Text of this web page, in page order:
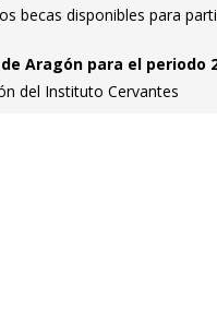
becas disponibles para
Aragón para el periodo
del Instituto Cervantes